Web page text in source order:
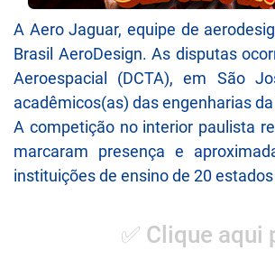
A Aero Jaguar, equipe de
Brasil AeroDesign. As disputas
Aeroespacial (DCTA), em São
acadêmicos(as) das engenharias
A competição no interior paulista
marcaram presença e
instituições de ensino de 20
✅ Clique